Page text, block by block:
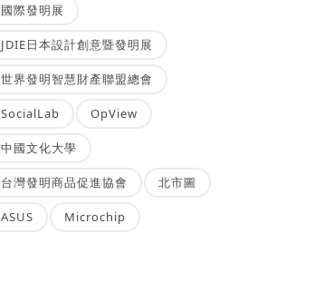
國際發明展
JDIE日本設計創意暨發明展
世界發明智慧財產聯盟總會
SocialLab OpView
中國文化大學
台灣發明商品促進協會 北市圖
ASUS Microchip